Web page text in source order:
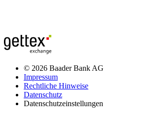
© 2026 Baader Bank AG
Impressum
Rechtliche Hinweise
Datenschutz
Datenschutzeinstellungen